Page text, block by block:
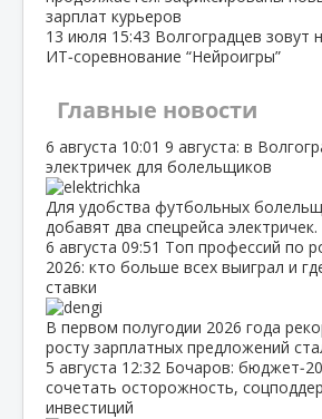
зарплат курьеров
13 июля 15:43 Волгоградцев зовут
ИТ‑соревнование “Нейроигры”
Главные новости
6 августа 10:01 9 августа: в
электричек для болельщиков
Для удобства футбольных
добавят два спецрейса электричек.
6 августа 09:51 Топ профессий по
2026: кто больше всех выиграл и
ставки
В первом полугодии 2026 года
росту зарплатных предложений
5 августа 12:32 Бочаров:
сочетать осторожность,
инвестиций